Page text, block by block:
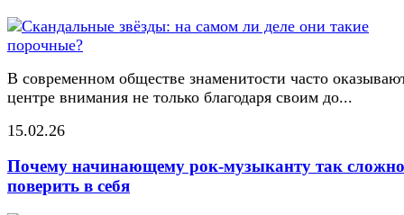
В современном обществе знаменитости часто
центре внимания не только благодаря своим до...
15.02.26
Почему начинающему рок-музыканту так сложно
поверить в себя